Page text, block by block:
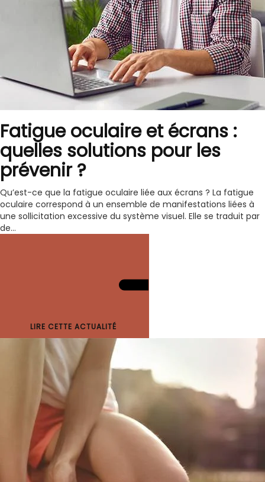
Fatigue oculaire et écrans :
quelles solutions pour les
prévenir ?
Qu’est-ce que la fatigue oculaire liée aux écrans ? La fatigue
oculaire correspond à un ensemble de manifestations liées à
une sollicitation excessive du système visuel. Elle se traduit par
de...
LIRE CETTE ACTUALITÉ